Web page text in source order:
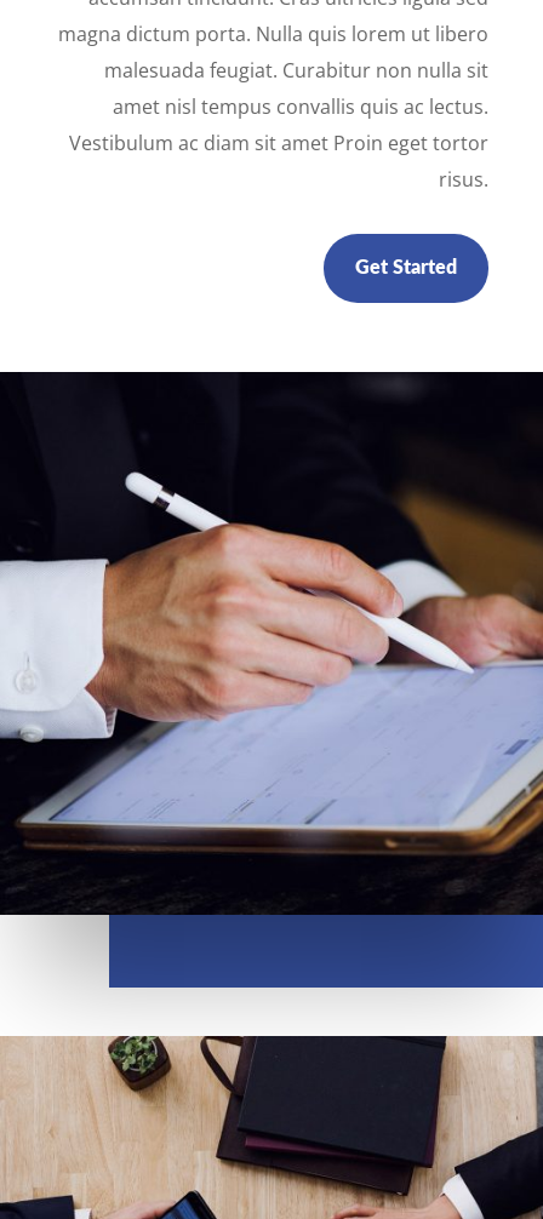
magna dictum porta. Nulla quis lorem ut libero
malesuada feugiat. Curabitur non nulla sit
amet nisl tempus convallis quis ac lectus.
Vestibulum ac diam sit amet Proin eget tortor
risus.
Get Started